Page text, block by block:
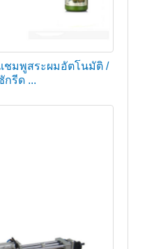
ชมพูสระผมอัตโนมัติ /
กรีด ...